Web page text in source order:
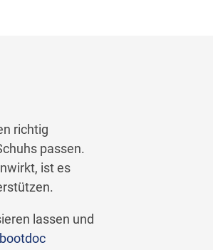
richtig
passen.
ist es
lassen und